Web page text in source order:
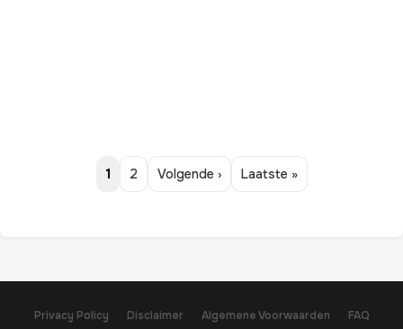
1 2 Volgende › Laatste »
Privacy Policy Disclaimer Algemene Voorwaarden FAQ